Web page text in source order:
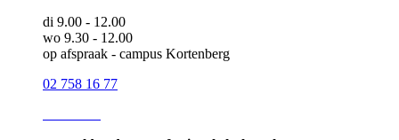
di 9.00 - 12.00
wo 9.30 - 12.00
op afspraak - campus Kortenberg
02 758 16 77